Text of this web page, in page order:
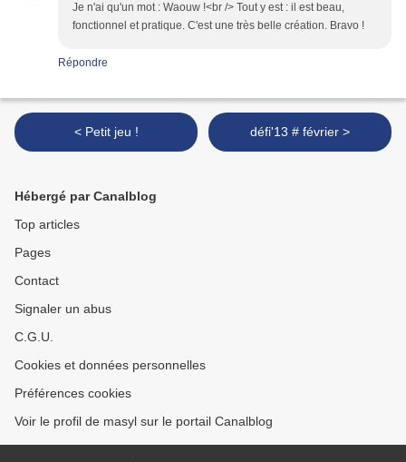
Je n'ai qu'un mot : Waouw !<br /> Tout y est : il est beau,
fonctionnel et pratique. C'est une très belle création. Bravo !
Répondre
< Petit jeu ! défi'13 # février >
Hébergé par Canalblog
Top articles
Pages
Contact
Signaler un abus
C.G.U.
Cookies et données personnelles
Préférences cookies
Voir le profil de masyl sur le portail Canalblog